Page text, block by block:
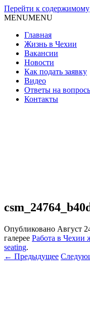
Перейти к содержимому
MENUMENU
Главная
Жизнь в Чехии
Вакансии
Новости
Как подать заявку
Видео
Ответы на
Контакты
Опубликовано Август
галерее Работа в
seating.
← Предыдущее